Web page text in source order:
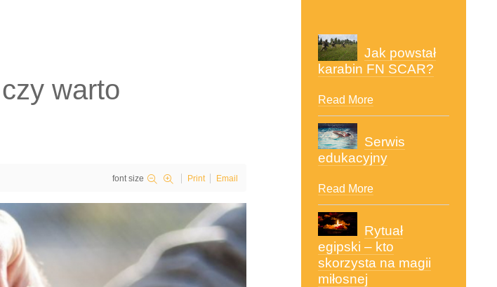
warto
font size Print Email
Jak powstał
karabin FN SCAR?
Read More
Serwis
edukacyjny
Read More
Rytuał
egipski – kto
skorzysta na magii
miłosnej